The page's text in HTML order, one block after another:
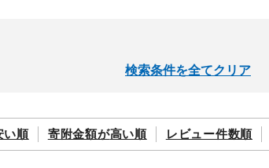
検索条件を全てクリア
い順 寄附金額が高い順 レビュー件数順